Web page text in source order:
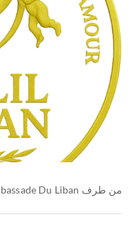
من طرف Du Liban